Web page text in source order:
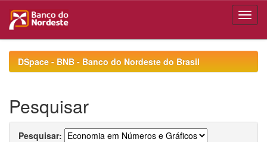
navigationDSpace - BNB - Banco do Nordeste do Brasil
Pesquisar
Pesquisar: